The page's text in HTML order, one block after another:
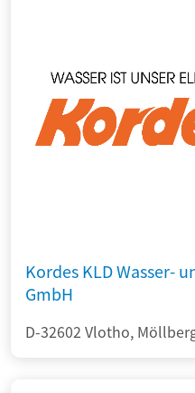
Kordes KLD Wasser-
GmbH
D-32602 Vlotho,